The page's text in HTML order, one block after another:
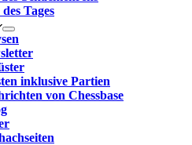
Tages
inklusive Partien
von Chessbase